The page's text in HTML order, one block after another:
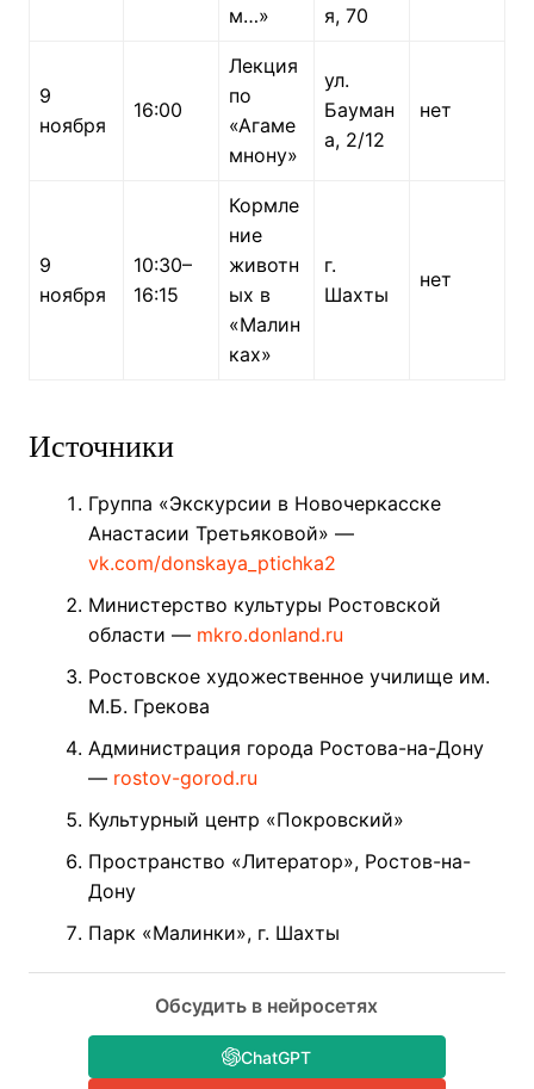
м…»
я, 70
9
ноября
16:00
Лекция
по
«Агаме
мнону»
ул.
Бауман
а, 2/12
нет
9
ноября
10:30–
16:15
Кормле
ние
животн
ых в
«Малин
ках»
г.
Шахты
нет
Источники
Группа «Экскурсии в Новочеркасске
Анастасии Третьяковой» —
vk.com/donskaya_ptichka2
Министерство культуры Ростовской
области — mkro.donland.ru
Ростовское художественное училище им.
М.Б. Грекова
Администрация города Ростова-на-Дону
— rostov-gorod.ru
Культурный центр «Покровский»
Пространство «Литератор», Ростов-на-
Дону
Парк «Малинки», г. Шахты
Обсудить в нейросетях
ChatGPT